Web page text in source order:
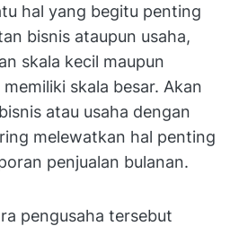
hal yang begitu penting
bisnis ataupun usaha,
skala kecil maupun
skala besar. Akan
atau usaha dengan
melewatkan hal penting
penjualan bulanan.
pengusaha tersebut